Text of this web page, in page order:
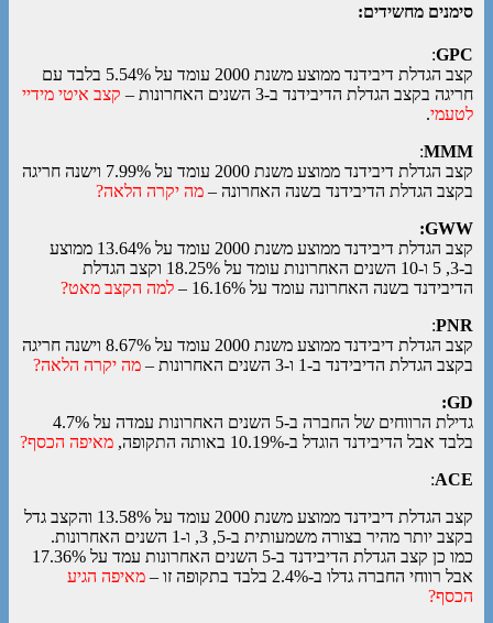
סימנים מחשידים:
GPC
:
קצב הגדלת דיבידנד ממוצע משנת 2000 עומד על 5.54% בלבד עם
חריגה בקצב הגדלת הדיבידנד ב-3 השנים האחרונות –
קצב איטי מידיי
לטעמי.
MMM
:
קצב הגדלת דיבידנד ממוצע משנת 2000 עומד על 7.99% וישנה חריגה
בקצב הגדלת הדיבידנד בשנה האחרונה – מה יקרה הלאה?
GWW:
קצב הגדלת דיבידנד ממוצע משנת 2000 עומד על 13.64% ממוצע
ב-3, 5 ו-10 השנים האחרונות עומד על 18.25% וקצב הגדלת
הדיבידנד בשנה האחרונה עומד על 16.16% –
למה הקצב מאט?
PNR
:
קצב הגדלת דיבידנד ממוצע משנת 2000 עומד על 8.67% וישנה חריגה
בקצב הגדלת הדיבידנד ב-1 ו-3 השנים האחרונות –
מה יקרה הלאה?
GD:
גדילת הרווחים של החברה ב-5 השנים האחרונות עמדה על 4.7%
בלבד אבל הדיבידנד הוגדל ב-10.19% באותה התקופה,
מאיפה הכסף?
ACE
:
קצב הגדלת דיבידנד ממוצע משנת 2000 עומד על 13.58% והקצב גדל
בקצב יותר מהיר בצורה משמעותית ב-5, 3, ו-1 השנים האחרונות.
כמו כן קצב הגדלת הדיבידנד ב-5 השנים האחרונות עמד על 17.36%
אבל רווחי החברה גדלו ב-2.4% בלבד בתקופה זו –
מאיפה הגיע
הכסף?